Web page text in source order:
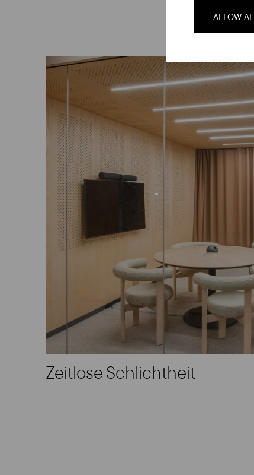
ALLOW
Zeitlose Schlichtheit